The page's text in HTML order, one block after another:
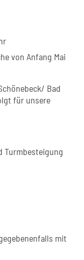
von Anfang Mai
Bad
für unsere
Turmbesteigung
mit